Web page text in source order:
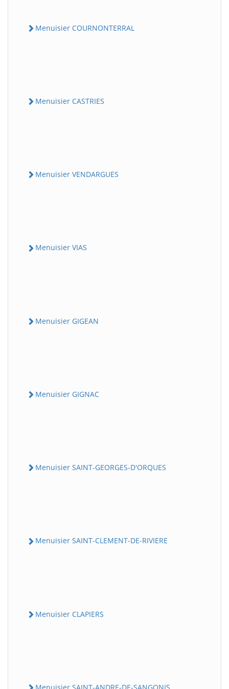
Menuisier COURNONTERRAL
Menuisier CASTRIES
Menuisier VENDARGUES
Menuisier VIAS
Menuisier GIGEAN
Menuisier GIGNAC
Menuisier SAINT-GEORGES-D'ORQUES
Menuisier SAINT-CLEMENT-DE-RIVIERE
Menuisier CLAPIERS